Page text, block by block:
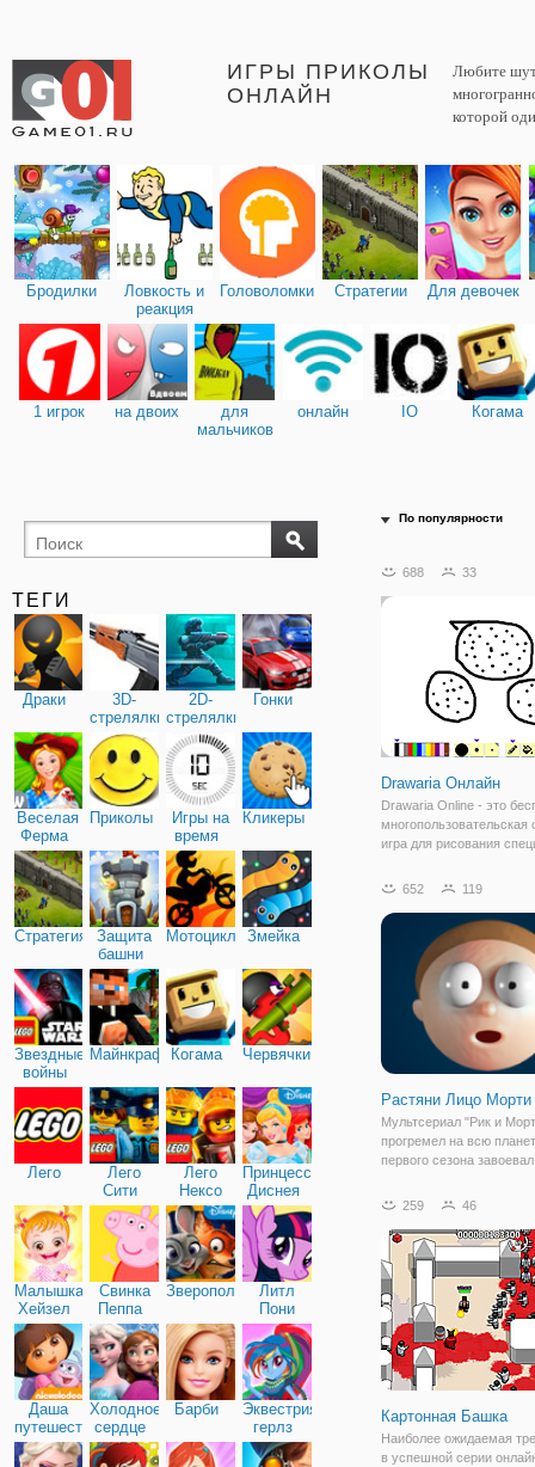
ИГРЫ ПРИКОЛЫ
ОНЛАЙН
Любите
которой
Бродилки
Ловкость и
реакция
Головоломки Стратегии Для девочек
1 игрок на двоих
для
мальчиков
онлайн IO Когама
ТЕГИ
Драки
3D-
стрелялки
2D-
стрелялки
Гонки
Веселая
Ферма
Приколы
Игры на
время
Кликеры
Стратегия
Защита
башни
МотоциклыЗмейка
Звездные
войны
МайнкрафтКогама Червячки
Лего
Лего
Сити
Лего
Нексо
Найтс
Принцессы
Диснея
Малышка
Хейзел
Свинка
Пеппа
Зверополис
Литл
Пони
Дружба
Даша
путешественница
Холодное
сердце
Барби
Эквестрия
герлз
По популярности
688 33
Drawaria Онлайн
Drawaria Online - это
многопользовательская
игра для рисования
умение иллюстрировать
игрокам, и угадывать
нарисованное
652 119
Растяни Лицо Морти
Мультсериал "Рик и
прогремел на всю
первого сезона завоевал
каждым новым сезоном
становиться всё больше
больше. Вы готовы
259 46
Картонная Башка
Наиболее ожидаемая
в успешной серии